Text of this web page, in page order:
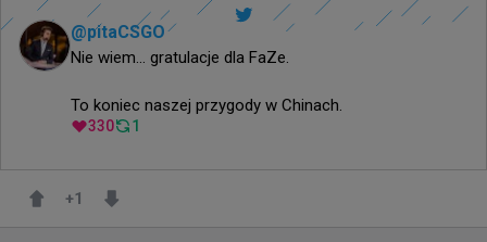
@pitaCSGO
Nie wiem… gratulacje dla FaZe.
To koniec naszej przygody w Chinach.
330 1
+1